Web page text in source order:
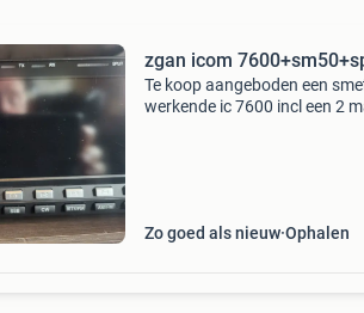
zgan icom
Te koop aangeboden een
werkende ic 7600 incl een 2
Zo goed als nieuw Ophalen